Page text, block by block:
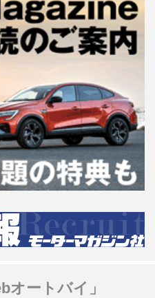
オートバイ」